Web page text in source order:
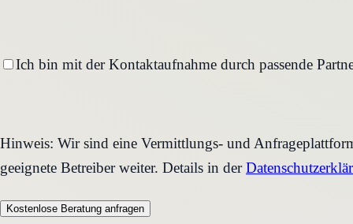
Ich bin mit der Kontaktaufnahme durch passende
Hinweis: Wir sind eine Vermittlungs- und
geeignete Betreiber weiter. Details in der
Kostenlose Beratung anfragen